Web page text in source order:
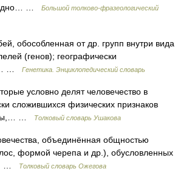
одно… …
Большой толково-фразеологический
обособленная от др. групп внутри вида
(генов); географически
…
Генетика. Энциклопедический словарь
условно делят человечество в
сложившихся физических признаков
…
Толковый словарь Ушакова
объединённая общностью
формой черепа и др.), обусловленных
…
Толковый словарь Ожегова